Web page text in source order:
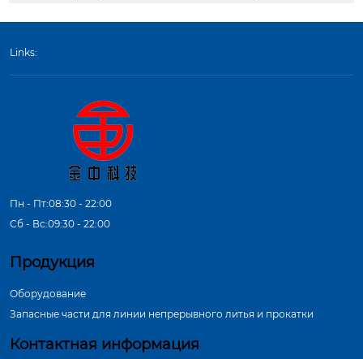
Links:
Пн - Пт:08:30 - 22:00
Сб - Вс:09:30 - 22:00
Продукция
Оборудование
Запасные части для линии непрерывного литья и прокатки
Контактная информация